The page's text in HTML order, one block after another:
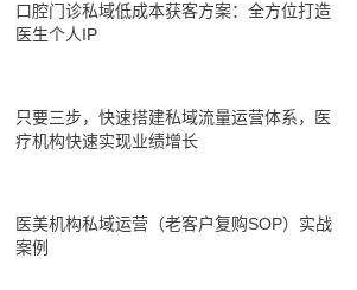
口腔门诊私域低成本获客方案：全方位打造
医生个人IP
只要三步，快速搭建私域流量运营体系，医
疗机构快速实现业绩增长
医美机构私域运营（老客户复购SOP）实战
案例